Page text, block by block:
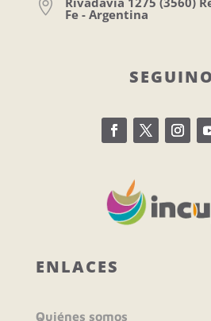
 Fe - Argentina
ENLACES
Quiénes somos